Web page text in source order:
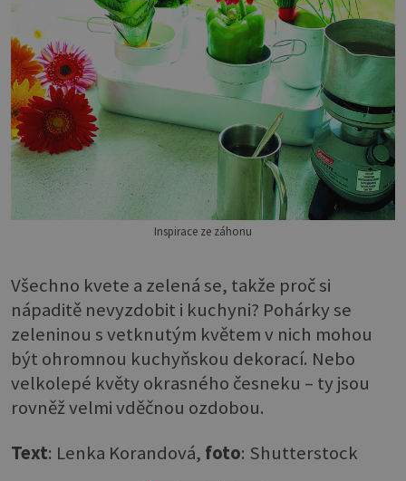
Inspirace ze záhonu
Všechno kvete a zelená se, takže proč si
nápaditě nevyzdobit i kuchyni? Pohárky se
zeleninou s vetknutým květem v nich mohou
být ohromnou kuchyňskou dekorací. Nebo
velkolepé květy okrasného česneku – ty jsou
rovněž velmi vděčnou ozdobou.
Text: Lenka Korandová, foto: Shutterstock